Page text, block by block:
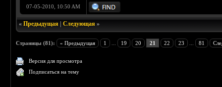
07-05-2010, 10:50 AM
«Предыдущая |Следующая »
Страницы (81): « Предыдущая 1 19 20 21 22 23 81
Версия для просмотра
Подписаться на тему